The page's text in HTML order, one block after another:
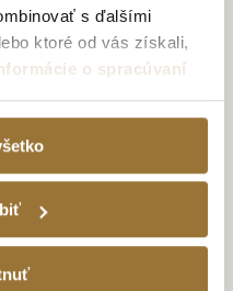
s ďalšími
ktoré od vás získali,
o spracúvaní